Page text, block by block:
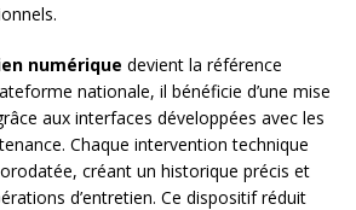
numérique devient la référence
nationale, il bénéficie d’une mise
aux interfaces développées avec les
Chaque intervention technique
créant un historique précis et
d’entretien. Ce dispositif réduit